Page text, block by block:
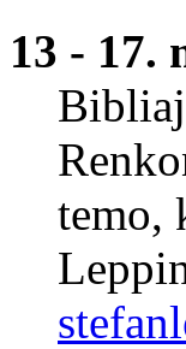
13 - 17.
temo,